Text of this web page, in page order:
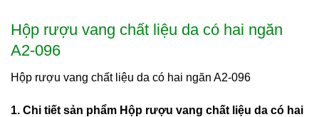
Hộp rượu vang chất liệu da có hai ngăn
A2-096
Hộp rượu vang chất liệu da có hai ngăn A2-096
1. Chi tiết sản phẩm Hộp rượu vang chất liệu da có hai